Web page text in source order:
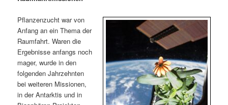
ä
r
e
n
n
d
ä
r
n
v
i
g
a
t
i
o
n
Pflanzenzucht war von
Anfang an ein Thema der
Raumfahrt. Waren die
Ergebnisse anfangs noch
mager, wurde in den
folgenden Jahrzehnten
bei weiteren Missionen,
in der Antarktis und in